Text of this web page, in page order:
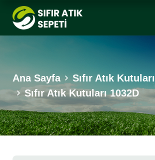
Ana Sayfa
Sıfır Atık Kutuları
Sıfır Atık Kutuları 1032D